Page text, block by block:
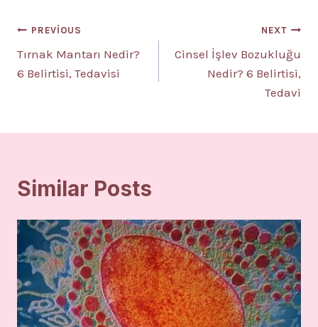
Yazı
gezinmesi
PREVIOUS
Tırnak Mantarı Nedir?
6 Belirtisi, Tedavisi
NEXT
Cinsel İşlev Bozukluğu
Nedir? 6 Belirtisi,
Tedavi
Similar Posts